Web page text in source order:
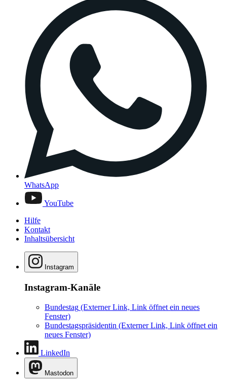
WhatsApp
YouTube
Hilfe
Kontakt
Inhaltsübersicht
Instagram
Instagram-Kanäle
Bundestag (Externer Link, Link öffnet ein neues
Fenster)
Bundestagspräsidentin (Externer Link, Link öffnet ein
neues Fenster)
LinkedIn
Mastodon